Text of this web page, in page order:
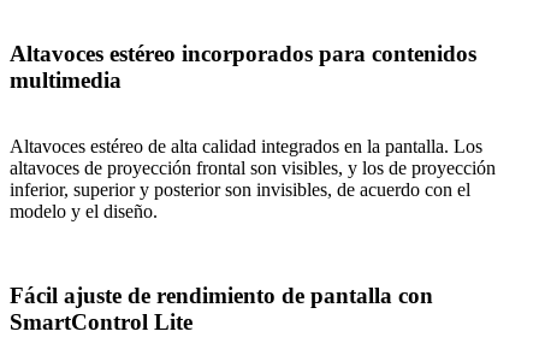
Altavoces estéreo incorporados para contenidos
multimedia
Altavoces estéreo de alta calidad integrados en la pantalla. Los
altavoces de proyección frontal son visibles, y los de proyección
inferior, superior y posterior son invisibles, de acuerdo con el
modelo y el diseño.
Fácil ajuste de rendimiento de pantalla con
SmartControl Lite